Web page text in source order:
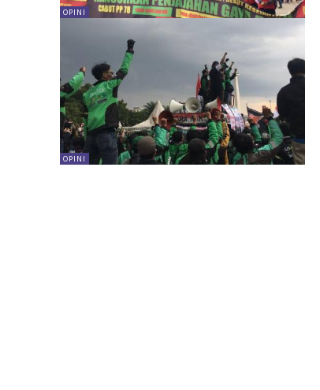
OPINI
OPINI